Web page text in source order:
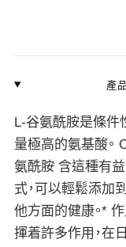
產
L-谷氨酰胺是條件
量極高的氨基酸。
氨酰胺 含這種有
式，可以輕鬆添加
他方面的健康。*
揮着許多作用，在